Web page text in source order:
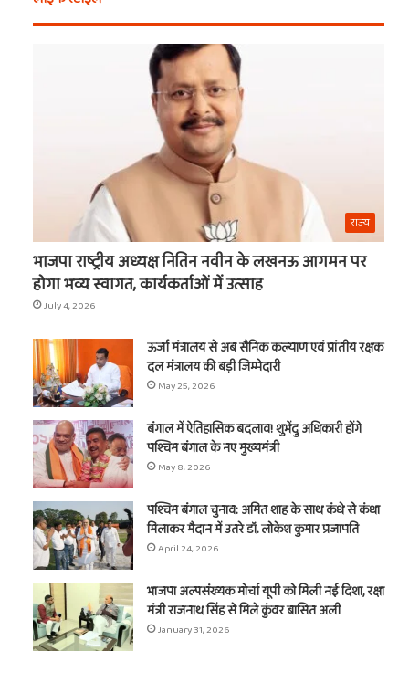
ये
वाले
राज्य
भाजपा राष्ट्रीय अध्यक्ष नितिन नवीन के लखनऊ आगमन पर
होगा भव्य स्वागत, कार्यकर्ताओं में उत्साह
July 4, 2026
ऊर्जा मंत्रालय से अब सैनिक कल्याण एवं प्रांतीय रक्षक
दल मंत्रालय की बड़ी जिम्मेदारी
May 25, 2026
बंगाल में ऐतिहासिक बदलाव! शुभेंदु अधिकारी होंगे
पश्चिम बंगाल के नए मुख्यमंत्री
May 8, 2026
पश्चिम बंगाल चुनाव: अमित शाह के साथ कंधे से कंधा
मिलाकर मैदान में उतरे डॉ. लोकेश कुमार प्रजापति
April 24, 2026
भाजपा अल्पसंख्यक मोर्चा यूपी को मिली नई दिशा, रक्षा
मंत्री राजनाथ सिंह से मिले कुंवर बासित अली
January 31, 2026